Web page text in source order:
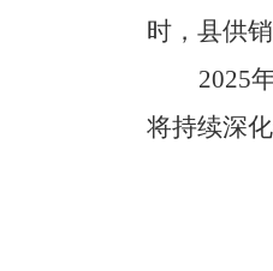
时，县供
2025
将持续深